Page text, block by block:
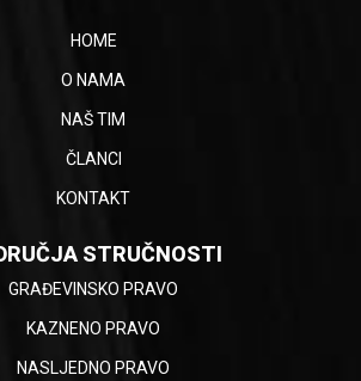
HOME
O NAMA
NAŠ TIM
ČLANCI
KONTAKT
STRUČNOSTI
GRAĐEVINSKO PRAVO
KAZNENO PRAVO
NASLJEDNO PRAVO